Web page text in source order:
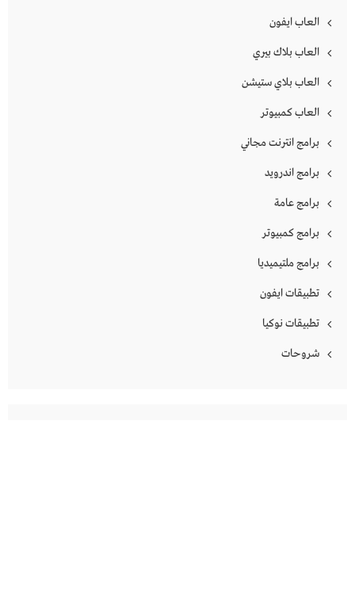
العاب ايفون
العاب بلاك بيري
العاب بلاي ستيشن
العاب كمبيوتر
برامج انترنت مجاني
برامج اندرويد
برامج عامة
برامج كمبيوتر
برامج ملتيميديا
تطبيقات ايفون
تطبيقات نوكيا
شروحات